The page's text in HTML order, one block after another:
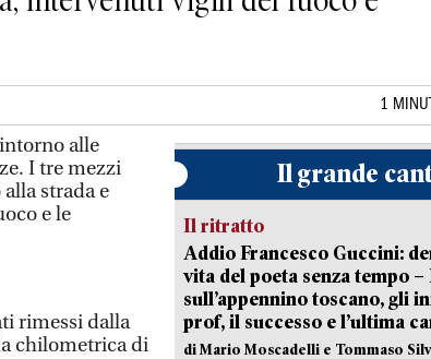
1
alle
I tre mezzi
strada e
e le
rimessi dalla
chilometrica di
Il grande
Il ritratto
Addio Francesco Guccini:
vita del poeta senza tempo
sull’appennino toscano, gli
prof, il successo e l’ultima
di Mario Moscadelli e Tommaso